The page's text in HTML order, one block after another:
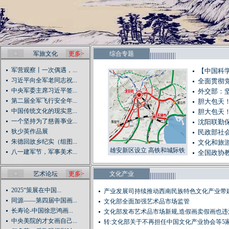
军旅文化 更多>
军营观察丨一次偶遇，...
习近平向全军老同志祝...
中央军委主席习近平签...
第二届全军飞行安全年...
中国传统文化的现实意...
一个坚持为了慈善亊业...
狄少英作品展
朱德回故乡纪实（组图...
八一建军节，军事美术...
综合专题
雄安新区设立 高铁和城际铁
【中国科
全面贯彻
外交部：
胆大包天
胆大包天
沈阳联勤
民政部社
文化和旅
全国政协
艺术论坛 更多>
2025“策展在中国...
同源——第四届中国画...
长寿论-中国徐悲鸿画...
中央美院的才女画自己...
文化产业
产业发展司持续推动西南民族特色文化产业带
文化部全面加强艺术品市场监管
文化部发布艺术品市场新规,造假画卖假画也
转:文化部关于不再担任中国文化产业协会等5